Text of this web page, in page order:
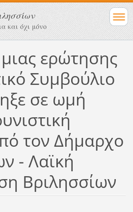
και όχι μόνο
ερώτησης
Συμβούλιο
σε ωμή
τον Δήμαρχο
- Λαϊκή
Βριλησσίων